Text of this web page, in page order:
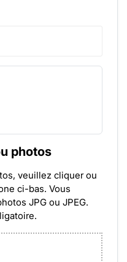
photos
veuillez cliquer ou
ci-bas. Vous
JPG ou JPEG.